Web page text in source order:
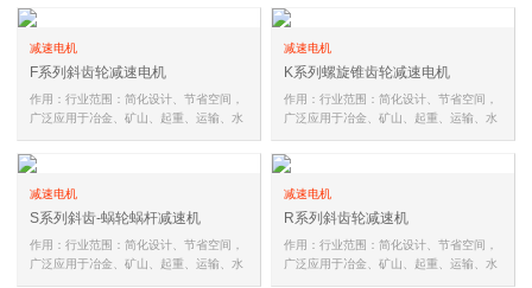
减速电机
F系列斜齿轮减速电机
作用：行业范围：简化设计、节省空间，
广泛应用于冶金、矿山、起重、运输、水
减速电机
K系列螺旋锥齿轮减速电机
作用：行业范围：简化设计、节省空间，
广泛应用于冶金、矿山、起重、运输、水
减速电机
S系列斜齿-蜗轮蜗杆减速机
作用：行业范围：简化设计、节省空间，
广泛应用于冶金、矿山、起重、运输、水
减速电机
R系列斜齿轮减速机
作用：行业范围：简化设计、节省空间，
广泛应用于冶金、矿山、起重、运输、水